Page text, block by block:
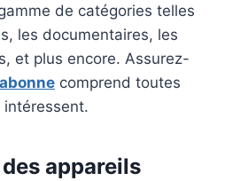
de catégories telles
les documentaires, les
et plus encore. Assurez-
comprend toutes
intéressent.
appareils